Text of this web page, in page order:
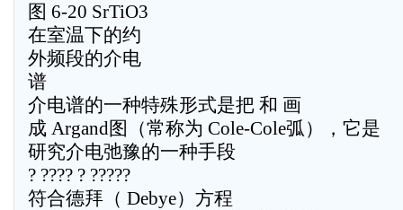
图 6-20 SrTiO3
在室温下的约
外频段的介电
谱
介电谱的一种特殊形式是把 和 画
成 Argand图（常称为 Cole-Cole弧），它是
研究介电弛豫的一种手段
? ???? ? ?????
符合德拜（ Debye）方程